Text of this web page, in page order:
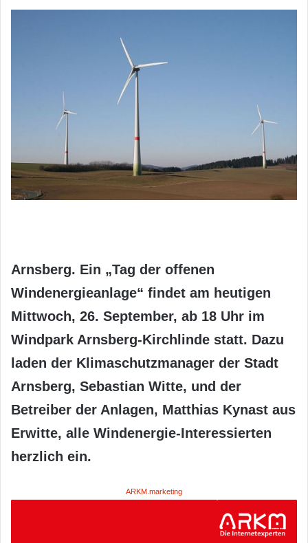
Arnsberg. Ein „Tag der offenen
Windenergieanlage“ findet am heutigen
Mittwoch, 26. September, ab 18 Uhr im
Windpark Arnsberg-Kirchlinde statt. Dazu
laden der Klimaschutzmanager der Stadt
Arnsberg, Sebastian Witte, und der
Betreiber der Anlagen, Matthias Kynast aus
Erwitte, alle Windenergie-Interessierten
herzlich ein.
ARKM.marketing